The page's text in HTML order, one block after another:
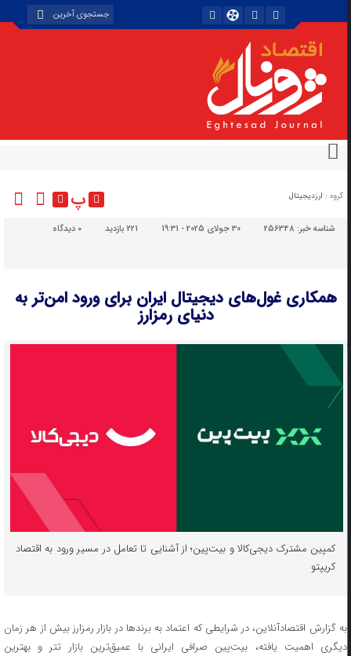
گروه : ارزدیجیتال پ
شناسه خبر:256348 30 جولای 2025 - 19:31 221 بازدید دیدگاه
همکاری غول‌های دیجیتال ایران برای ورود امن‌تر به
دنیای رمزارز
کمپین مشترک دیجی‌کالا و بیت‌پین؛ از آشنایی تا تعامل در مسیر ورود به اقتصاد
کریپتو
به گزارش اقتصادآنلاین، در شرایطی که اعتماد به برندها در بازار رمزارز بیش از هر زمان
دیگری اهمیت یافته، بیتپینصرافی ایرانی با عمیق‌ترین بازار تتر و بهترین